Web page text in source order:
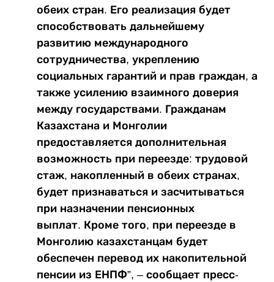
обеих стран. Его реализация будет
способствовать дальнейшему
развитию международного
сотрудничества, укреплению
социальных гарантий и прав граждан, а
также усилению взаимного доверия
между государствами. Гражданам
Казахстана и Монголии
предоставляется дополнительная
возможность при переезде: трудовой
стаж, накопленный в обеих странах,
будет признаваться и засчитываться
при назначении пенсионных
выплат. Кроме того, при переезде в
Монголию казахстанцам будет
обеспечен перевод их накопительной
пенсии из ЕНПФ”, – сообщает пресс-